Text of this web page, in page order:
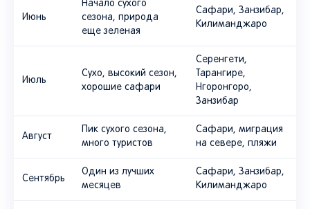
Июнь
Начало сухого
сезона, природа
еще зеленая
Сафари, Занзибар,
Килиманджаро
Июль
Сухо, высокий сезон,
хорошие сафари
Серенгети,
Тарангире,
Нгоронгоро,
Занзибар
Август
Пик сухого сезона,
много туристов
Сафари, миграция
на севере, пляжи
Сентябрь
Один из лучших
месяцев
Сафари, Занзибар,
Килиманджаро